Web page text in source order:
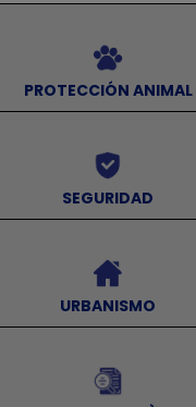
PROTECCIÓN ANIMAL
SEGURIDAD
URBANISMO